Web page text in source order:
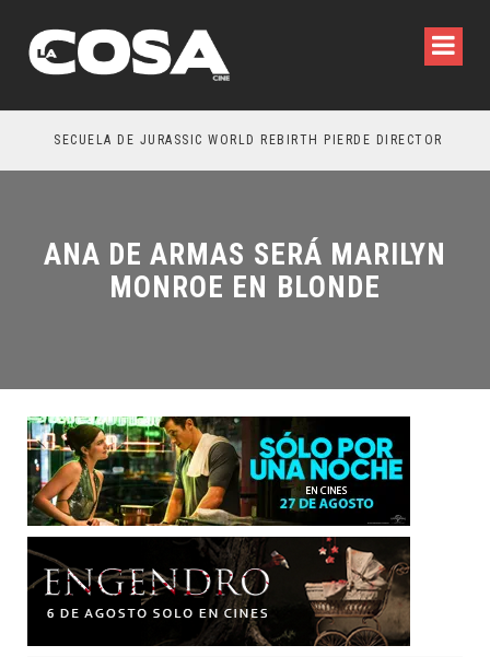
SECUELA DE JURASSIC WORLD REBIRTH PIERDE DIRECTOR
ANA DE ARMAS SERÁ MARILYN
MONROE EN BLONDE